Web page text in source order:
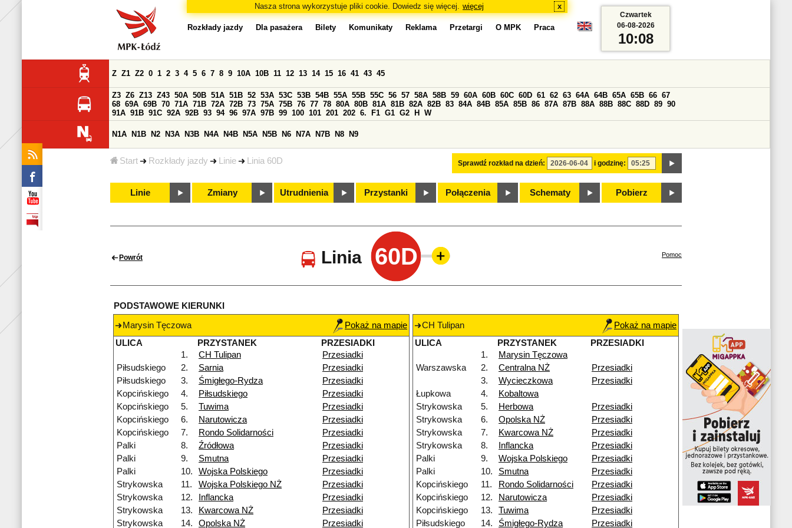
Nasza strona wykorzystuje pliki cookie. Dowiedz się więcej. więcej x
Start Rozkłady jazdy Linie Linia 60D
Rozkłady jazdy Dla pasażera Bilety Komunikaty Reklama Przetargi O MPK Praca
Sprawdź rozkład na dzień: i godzinę:
Z Z1 Z2 0 1 2 3 4 5 6 7 8 9 10A 10B 11 12 13 14 15 16 41 43 45
Z3 Z6 Z13 Z43 50A 50B 51A 51B 52 53A 53C 53B 54B 55A 55B 55C 56 57 58A 58B 59 60A 60B 60C 60D 61 62 63 64A 64B 65A 65B 66 67
68 69A 69B 70 71A 71B 72A 72B 73 75A 75B 76 77 78 80A 80B 81A 81B 82A 82B 83 84A 84B 85A 85B 86 87A 87B 88A 88B 88C 88D 89 90
91A 91B 91C 92A 92B 93 94 96 97A 97B 99 100 101 201 202 6. F1 G1 G2 H W
N1A N1B N2 N3A N3B N4A N4B N5A N5B N6 N7A N7B N8 N9
Linie Zmiany Utrudnienia Przystanki Połączenia Schematy Pobierz
Czwartek
06-08-2026
10:08
Powrót Linia 60D Pomoc
PODSTAWOWE KIERUNKI
Marysin Tęczowa
Pokaż na mapie
ULICA
PRZYSTANEK
PRZESIADKI
1.
CH Tulipan
Przesiadki
Piłsudskiego
2. Sarnia
Przesiadki
Piłsudskiego
3. Śmigłego-Rydza
Przesiadki
Kopcińskiego
4. Piłsudskiego
Przesiadki
Kopcińskiego
5. Tuwima
Przesiadki
Kopcińskiego
6. Narutowicza
Przesiadki
Kopcińskiego
7. Rondo Solidarności
Przesiadki
Palki
8. Źródłowa
Przesiadki
Palki
9. Smutna
Przesiadki
Palki
10. Wojska Polskiego
Przesiadki
Strykowska
11. Wojska Polskiego NŻ
Przesiadki
Strykowska
12. Inflancka
Przesiadki
Strykowska
13. Kwarcowa NŻ
Przesiadki
Strykowska
14. Opolska NŻ Przesiadki
CH Tulipan
Pokaż na mapie
ULICA
PRZYSTANEK
PRZESIADKI
1.
Marysin Tęczowa
Warszawska
2. Centralna NŻ
Przesiadki
3.
Wycieczkowa
Przesiadki
Łupkowa
4.
Kobaltowa
Strykowska
5. Herbowa
Przesiadki
Strykowska
6. Opolska NŻ
Przesiadki
Strykowska
7. Kwarcowa NŻ
Przesiadki
Strykowska
8. Inflancka
Przesiadki
Palki
9. Wojska Polskiego
Przesiadki
Palki
10. Smutna
Przesiadki
Kopcińskiego
11. Rondo Solidarności
Przesiadki
Kopcińskiego
12. Narutowicza
Przesiadki
Kopcińskiego
13. Tuwima
Przesiadki
Piłsudskiego
14. Śmigłego-Rydza Przesiadki